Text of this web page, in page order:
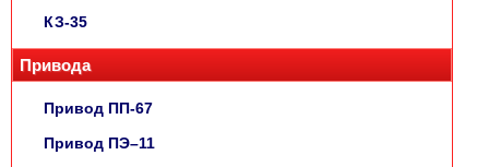
КЗ-35
Привода
Привод ПП-67
Привод ПЭ–11